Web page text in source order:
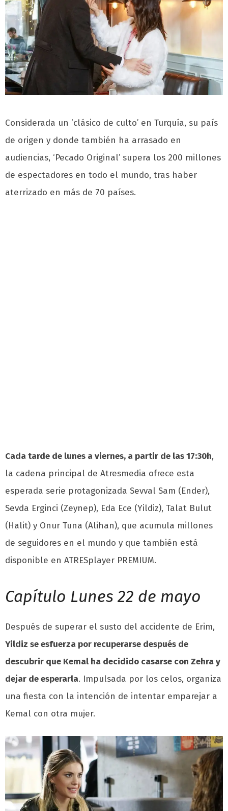
Considerada un ‘clásico de culto’ en Turquía, su país
de origen y donde también ha arrasado en
audiencias, ‘Pecado Original’ supera los 200 millones
de espectadores en todo el mundo, tras haber
aterrizado en más de 70 países.
Cada tarde de lunes a viernes, a partir de las 17:30h,
la cadena principal de Atresmedia ofrece esta
esperada serie protagonizada Sevval Sam (Ender),
Sevda Erginci (Zeynep), Eda Ece (Yildiz), Talat Bulut
(Halit) y Onur Tuna (Alihan), que acumula millones
de seguidores en el mundo y que también está
disponible en ATRESplayer PREMIUM.
Capítulo Lunes 22 de mayo
Después de superar el susto del accidente de Erim,
Yildiz se esfuerza por recuperarse después de
descubrir que Kemal ha decidido casarse con Zehra y
dejar de esperarla. Impulsada por los celos, organiza
una fiesta con la intención de intentar emparejar a
Kemal con otra mujer.